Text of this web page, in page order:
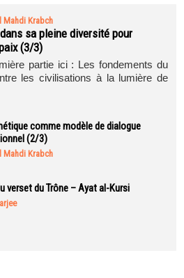
Mahdi Krabch
sa pleine diversité pour
(3/3)
partie ici : Les fondements du
les civilisations à la lumière de
comme modèle de dialogue
(2/3)
Mahdi Krabch
verset du Trône – Ayat al-Kursi